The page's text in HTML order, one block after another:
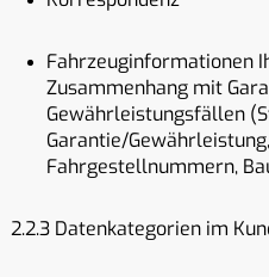
Fahrzeuginformationen
Zusammenhang mit
Gewährleistungsfällen
Garantie/
Fahrgestellnummern,
2.2.3 Datenkategorien im